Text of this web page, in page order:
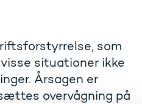
som
situationer ikke
Årsagen er
overvågning på